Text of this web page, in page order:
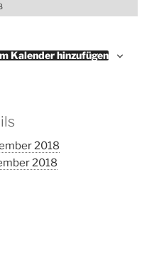
Kalender hinzufügen
2018
2018